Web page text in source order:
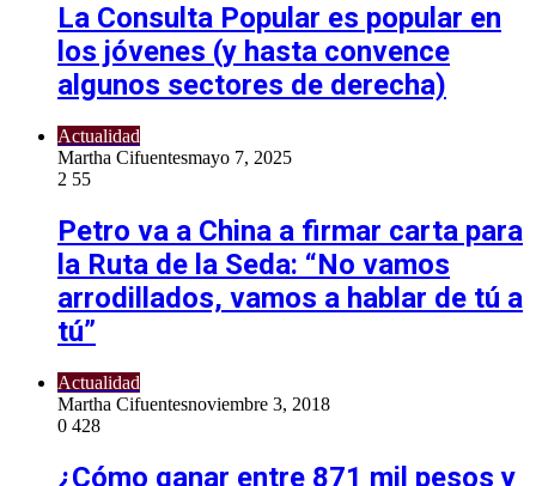
La Consulta Popular es popular en
los jóvenes (y hasta convence
algunos sectores de derecha)
Actualidad
Martha Cifuentesmayo 7, 2025
2 55
Petro va a China a firmar carta para
la Ruta de la Seda: “No vamos
arrodillados, vamos a hablar de tú a
tú”
Actualidad
Martha Cifuentesnoviembre 3, 2018
0 428
¿Cómo ganar entre 871 mil pesos y